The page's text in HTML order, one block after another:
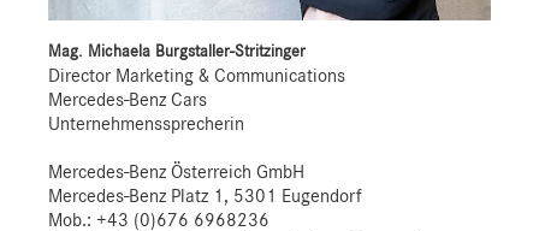
Mag. Michaela Burgstaller-Stritzinger
Director Marketing & Communications
Mercedes-Benz Cars
Unternehmenssprecherin
Mercedes-Benz Österreich GmbH
Mercedes-Benz Platz 1, 5301 Eugendorf
Mob.: +43 (0)676 6968236